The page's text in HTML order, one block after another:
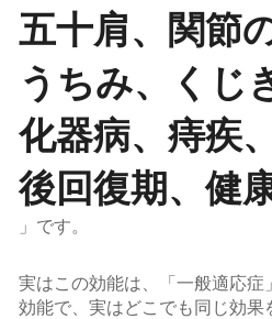
五十肩、関節
うちみ、くじ
化器病、痔疾
後回復期、健
」です。
実はこの効能は、「一般適応症
効能で、実はどこでも同じ効